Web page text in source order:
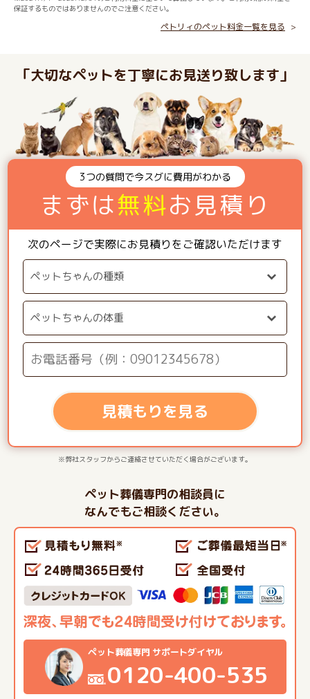
保証するものではありませんのでご注意ください。
ペトリィのペット料金一覧を見る
「大切なペットを丁寧にお見送り致します」
3つの質問で今スグに費用がわかる
まずは無料お見積り
次のページで実際にお見積りをご確認いただけます
見積もりを見る
※弊社スタッフからご連絡させていただく場合がございます。
ペット葬儀専門の相談員に
なんでもご相談ください。
ペット葬儀専門 サポートダイヤル
0120-400-535